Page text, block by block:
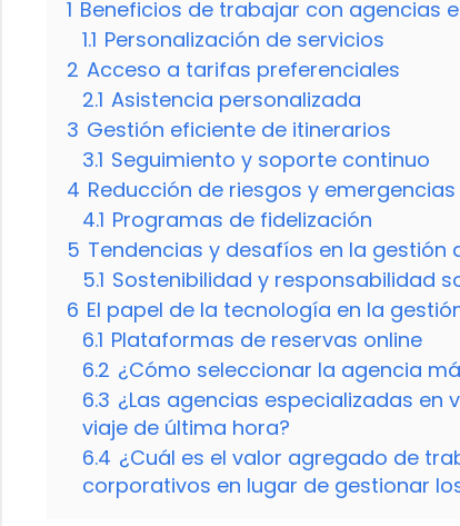
1 Beneficios de trabajar con agencias
1.1 Personalización de servicios
2 Acceso a tarifas preferenciales
2.1 Asistencia personalizada
3 Gestión eficiente de itinerarios
3.1 Seguimiento y soporte continuo
4 Reducción de riesgos y emergencias
4.1 Programas de fidelización
5 Tendencias y desafíos en la gestión
5.1 Sostenibilidad y responsabilidad
6 El papel de la tecnología en la
6.1 Plataformas de reservas online
6.2 ¿Cómo seleccionar la agencia
6.3 ¿Las agencias especializadas
viaje de última hora?
6.4 ¿Cuál es el valor agregado de
corporativos en lugar de gestionar